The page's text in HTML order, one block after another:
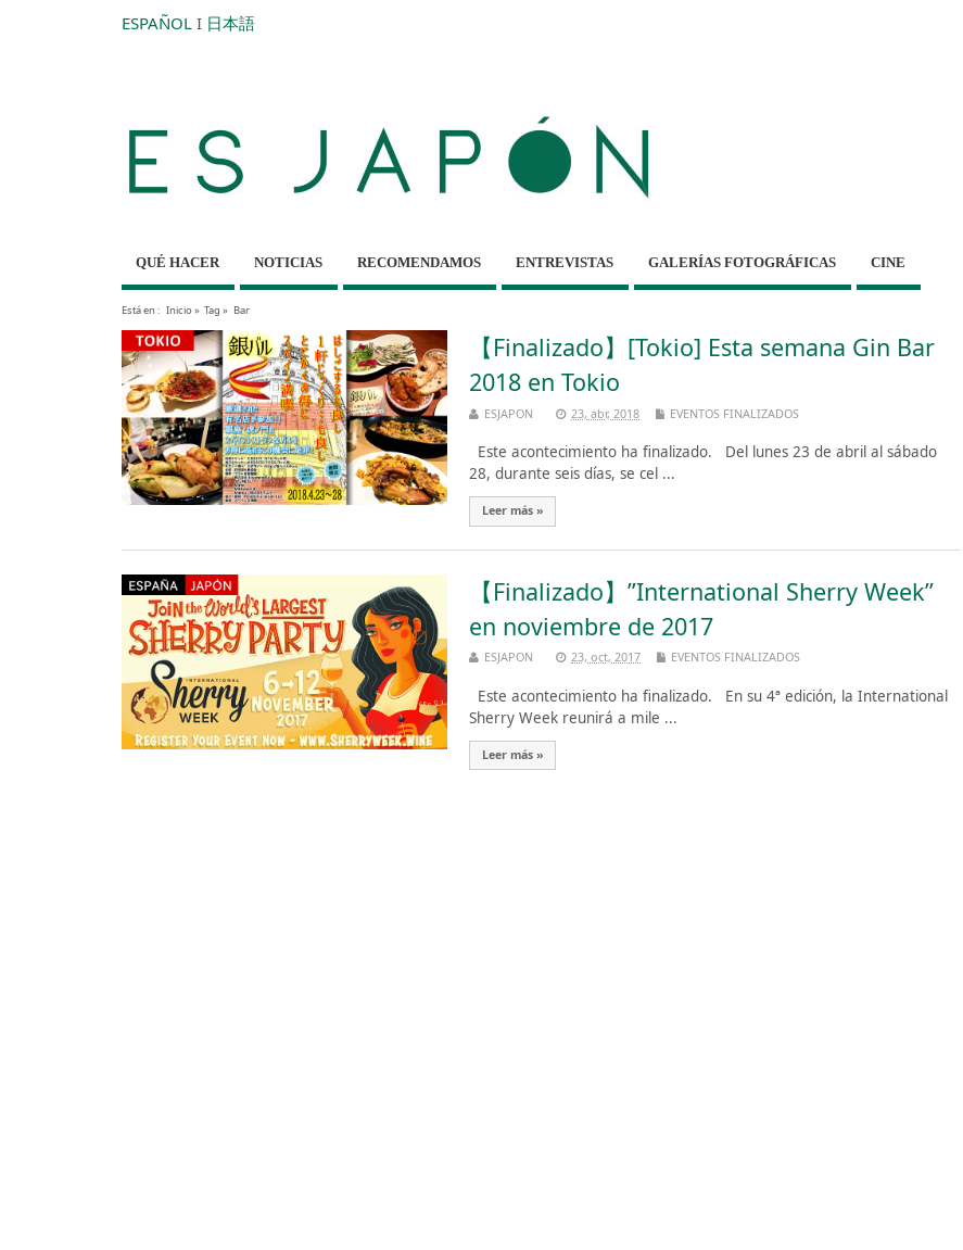
ESPAÑOL I 日本語
QUÉ HACER NOTICIAS RECOMENDAMOS ENTREVISTAS GALERÍAS FOTOGRÁFICAS CINE
Está en : Inicio» Tag » Bar
【Finalizado】[Tokio] Esta semana Gin Bar
2018 en Tokio
ESJAPON 23, abr, 2018 EVENTOS FINALIZADOS
Este acontecimiento ha finalizado. Del lunes 23 de abril al sábado
28, durante seis días, se cel ...
Leer más »
【Finalizado】”International Sherry Week”
en noviembre de 2017
ESJAPON 23, oct, 2017 EVENTOS FINALIZADOS
Este acontecimiento ha finalizado. En su 4ª edición, la International
Sherry Week reunirá a mile ...
Leer más »